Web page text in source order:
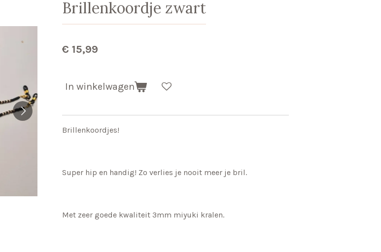
Brillenkoordje zwart
€ 15,99
In winkelwagen
Brillenkoordjes!
Super hip en handig! Zo verlies je nooit meer je bril.
Met zeer goede kwaliteit 3mm miyuki kralen.